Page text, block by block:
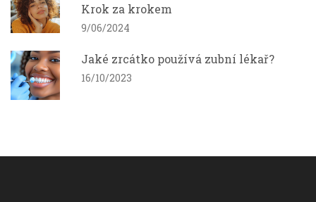
Krok za krokem
9/06/2024
Jaké zrcátko používá zubní lékař?
16/10/2023